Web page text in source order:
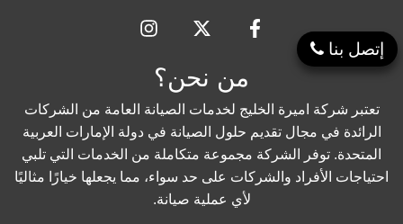
إتصل بنا
من نحن؟
تعتبر شركة اميرة الخليج لخدمات الصيانة العامة من الشركات
الرائدة في مجال تقديم حلول الصيانة في دولة الإمارات العربية
المتحدة. توفر الشركة مجموعة متكاملة من الخدمات التي تلبي
احتياجات الأفراد والشركات على حد سواء، مما يجعلها خيارًا مثاليًا
لأي عملية صيانة.